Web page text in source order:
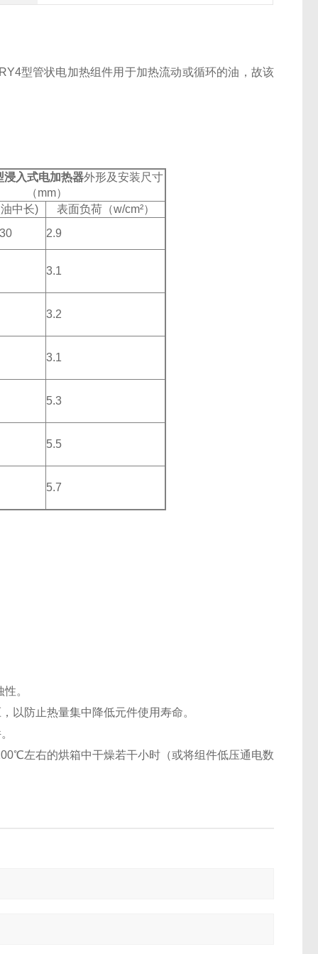
型管状电加热组件用于加热流动或循环的油，故该
浸入式电加热器外形及安装尺寸
（mm）
中长)
表面负荷（w/cm²）
2.9
3.1
3.2
3.1
5.3
5.5
5.7
。
以防止热量集中降低元件使用寿命。
左右的烘箱中干燥若干小时（或将组件低压通电数